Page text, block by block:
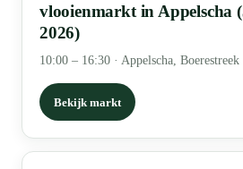
vlooienmarkt in Appelscha
2026)
10:00 – 16:30 · Appelscha, Boerestreek
Bekijk markt